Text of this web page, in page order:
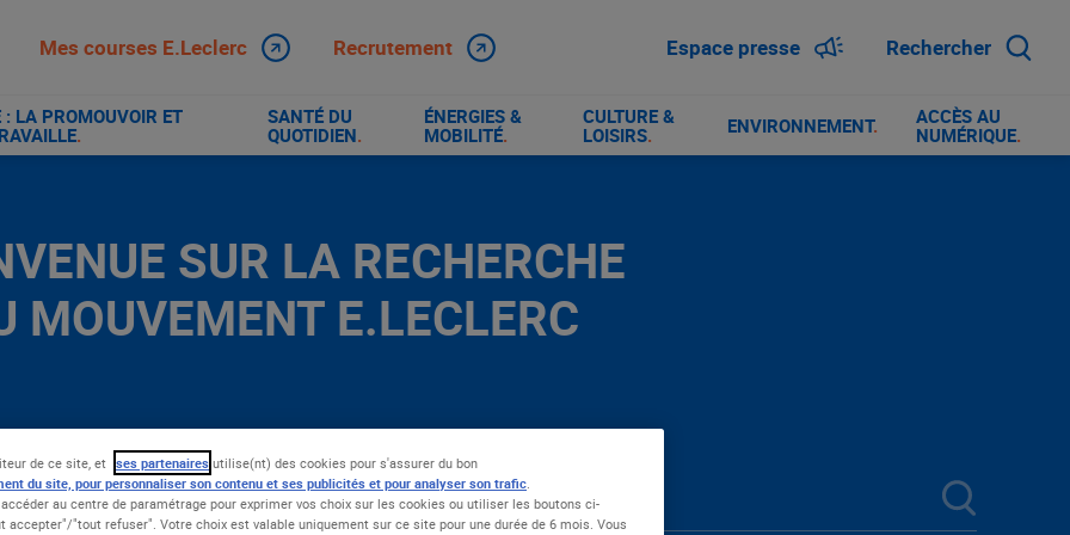
Mes courses E.Leclerc Recrutement Espace presse Rechercher
LA PROMOUVOIR ET
.
SANTÉ DU
QUOTIDIEN.
ÉNERGIES &
MOBILITÉ.
CULTURE &
LOISIRS. ENVIRONNEMENT.
ACCÈS AU
NUMÉRIQUE.
SUR LA RECHERCHE
MOUVEMENT E.LECLERC
de ce site, et ses partenaires utilise(nt) des cookies pour s'assurer du bon
du site, pour personnaliser son contenu et ses publicités et pour analyser son trafic.
accéder au centre de paramétrage pour exprimer vos choix sur les cookies ou utiliser les boutons ci-
accepter"/"tout refuser". Votre choix est valable uniquement sur ce site pour une durée de 6 mois. Vous